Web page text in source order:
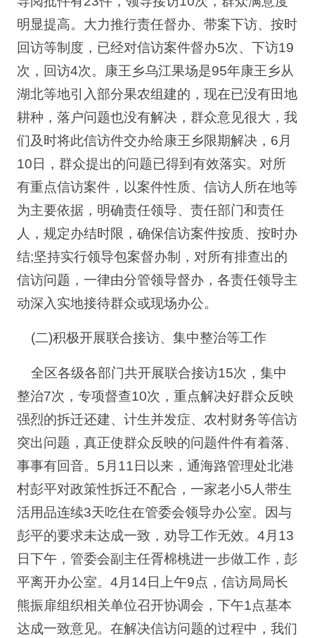
明显提高。大力推行责任督办、带案下访、按时
回访等制度，已经对信访案件督办5次、下访19
次，回访4次。康王乡乌江果场是95年康王乡从
湖北等地引入部分果农组建的，现在已没有田地
耕种，落户问题也没有解决，群众意见很大，我
们及时将此信访件交办给康王乡限期解决，6月
10日，群众提出的问题已得到有效落实。对所
有重点信访案件，以案件性质、信访人所在地等
为主要依据，明确责任领导、责任部门和责任
人，规定办结时限，确保信访案件按质、按时办
结;坚持实行领导包案督办制，对所有排查出的
信访问题，一律由分管领导督办，各责任领导主
动深入实地接待群众或现场办公。
(二)积极开展联合接访、集中整治等工作
全区各级各部门共开展联合接访15次，集中
整治7次，专项督查10次，重点解决好群众反映
强烈的拆迁还建、计生并发症、农村财务等信访
突出问题，真正使群众反映的问题件件有着落、
事事有回音。5月11日以来，通海路管理处北港
村彭平对政策性拆迁不配合，一家老小5人带生
活用品连续3天吃住在管委会领导办公室。因与
彭平的要求未达成一致，劝导工作无效。4月13
日下午，管委会副主任胥棉桃进一步做工作，彭
平离开办公室。4月14日上午9点，信访局局长
熊振扉组织相关单位召开协调会，下午1点基本
达成一致意见。在解决信访问题的过程中，我们